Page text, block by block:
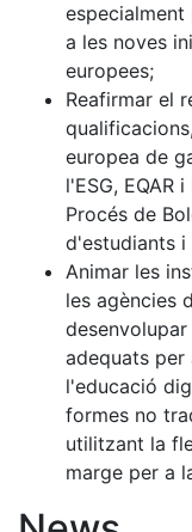
a les noves
europees;
Reafirmar el
europea de
l'ESG, EQAR
Procés de
d'estudiants i
Animar les
les agències
adequats
l'educació
formes no
utilitzant la
marge per a